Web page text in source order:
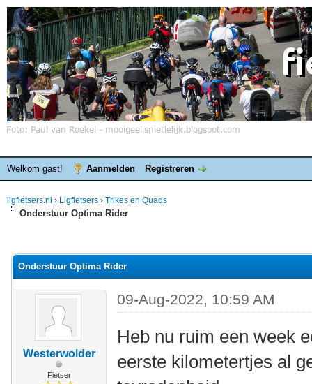
Welkom gast! Aanmelden Registreren
ligfietsers.nl › Ligfietsers › Trikes en Quads
Onderstuur Optima Rider
Onderstuur Optima Rider
Westerwolder
Fietser
09-Aug-2022, 10:59 AM
Heb nu ruim een week
eerste kilometertjes al